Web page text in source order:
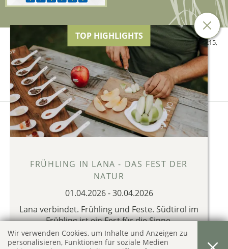
Wir verwenden Cookies, um Inhalte und Anzeigen zu
personalisieren, Funktionen für soziale Medien
© 2026 Hotel Tiefenbrunn der Genetti Doris, MwSt.-Nr. 02634840215,
CIN: IT021041A13XFXM5JR
Impressum
Privacy & Cookies
produced by
TOP HIGHLIGHTS
FRÜHLING IN LANA - DAS FEST DER
NATUR
01.04.2026-30.04.2026
Lana verbindet. Frühling und Feste. Südtirol im
Frühling ist ein Fest für die Sinne.
FRÜHLINGS ANGEBOTE IN LANA 2026